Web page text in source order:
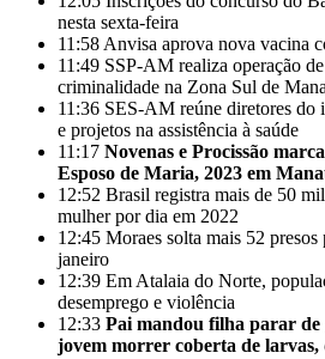
nesta sexta-feira
11:58 Anvisa aprova nova vacina
11:49 SSP-AM realiza operação
criminalidade na Zona Sul de
11:36 SES-AM reúne diretores do
e projetos na assistência à saúde
11:17 Novenas e Procissão
Esposo de Maria, 2023 em
12:52 Brasil registra mais de 50
mulher por dia em 2022
12:45 Moraes solta mais 52
janeiro
12:39 Em Atalaia do Norte,
desemprego e violência
12:33 Pai mandou filha parar
jovem morrer coberta de larvas,